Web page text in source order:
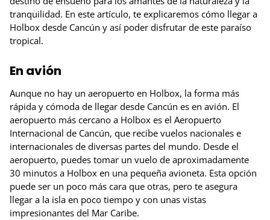
tranquilidad. En este artículo, te explicaremos cómo llegar a
Holbox desde Cancún y así poder disfrutar de este paraíso
tropical.
En avión
Aunque no hay un aeropuerto en Holbox, la forma más
rápida y cómoda de llegar desde Cancún es en avión. El
aeropuerto más cercano a Holbox es el Aeropuerto
Internacional de Cancún, que recibe vuelos nacionales e
internacionales de diversas partes del mundo. Desde el
aeropuerto, puedes tomar un vuelo de aproximadamente
30 minutos a Holbox en una pequeña avioneta. Esta opción
puede ser un poco más cara que otras, pero te asegura
llegar a la isla en poco tiempo y con unas vistas
impresionantes del Mar Caribe.